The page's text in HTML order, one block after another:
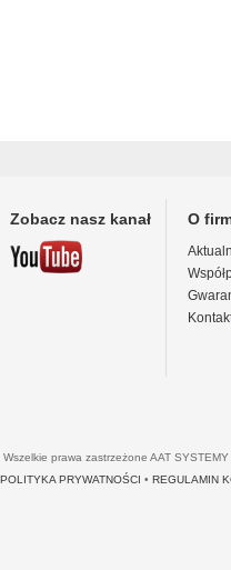
Zobacz nasz kanał O
Wszelkie prawa zastrzeżone AAT
POLITYKA PRYWATNOŚCI • REGULAMIN